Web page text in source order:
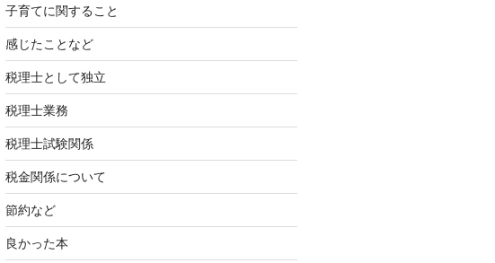
子育てに関すること
感じたことなど
税理士として独立
税理士業務
税理士試験関係
税金関係について
節約など
良かった本